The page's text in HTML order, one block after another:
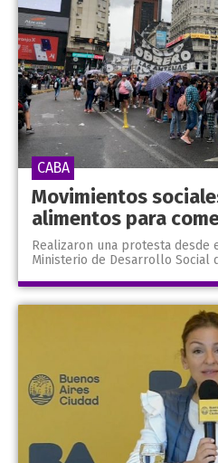
Movimientos
alimentos para
Realizaron una protesta desde
Ministerio de Desarrollo Social
CABA